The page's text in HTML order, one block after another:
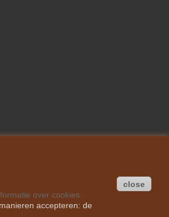
over cookies.
accepteren: de
close